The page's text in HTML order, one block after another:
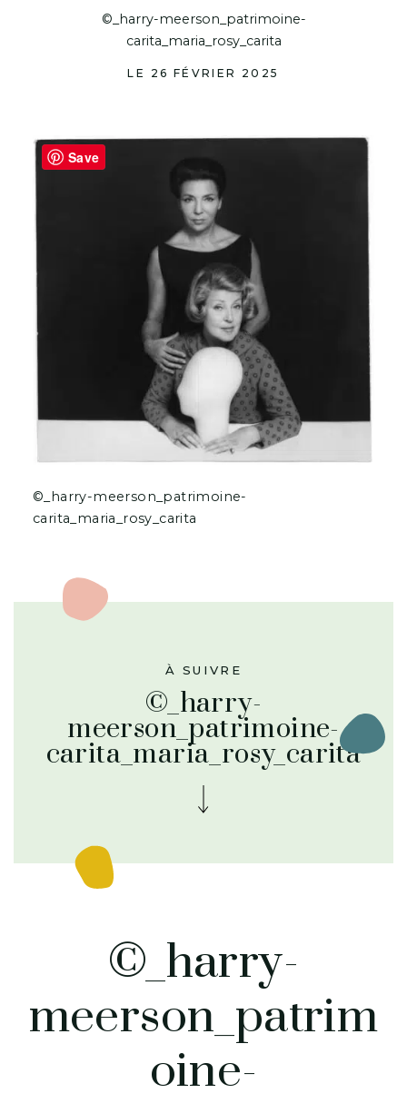
©_harry-meerson_patrimoine-
carita_maria_rosy_carita
LE 26 FÉVRIER 2025
©_harry-meerson_patrimoine-
carita_maria_rosy_carita
À SUIVRE
©_harry-
meerson_patrimoine-
carita_maria_rosy_carita
©_harry-
meerson_patrim
oine-
Save